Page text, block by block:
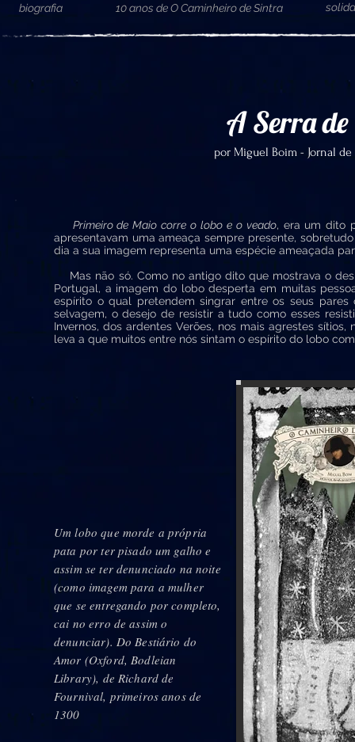
biografia 10 anos de O Caminheiro de Sintra
A Serra de
por Miguel Boim - Jornal
Primeiro de Maio corre o lobo e o veado, era um dito
apresentavam uma ameaça sempre presente,
dia a sua imagem representa uma espécie ameaçada
Mas não só. Como no antigo dito que mostrava o
Portugal, a imagem do lobo desperta em muitas
espírito o qual pretendem singrar entre os seus
selvagem, o desejo de resistir a tudo como esses
Invernos, dos ardentes Verões, nos mais agrestes
leva a que muitos entre nós sintam o espírito do lobo
Um lobo que morde a própria
pata por ter pisado um galho e
assim se ter denunciado na noite
(como imagem para a mulher
que se entregando por completo,
cai no erro de assim o
denunciar). Do Bestiário do
Amor (Oxford, Bodleian
Library), de Richard de
Fournival, primeiros anos de
1300